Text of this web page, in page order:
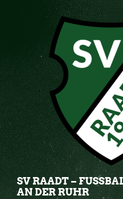
SV RAADT –
AN DER RUHR